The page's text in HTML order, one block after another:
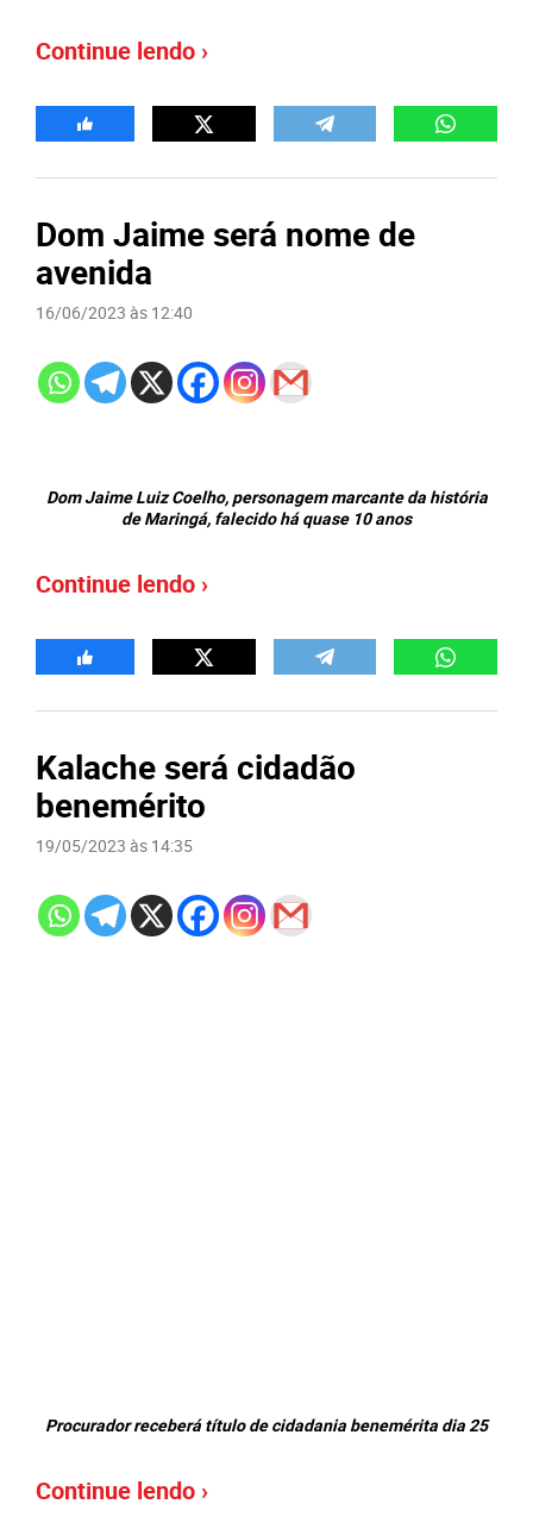
Continue lendo ›
Dom Jaime será nome de
avenida
16/06/2023 às 12:40
Dom Jaime Luiz Coelho, personagem marcante da história
de Maringá, falecido há quase 10 anos
Continue lendo ›
Kalache será cidadão
benemérito
19/05/2023 às 14:35
Procurador receberá título de cidadania benemérita dia 25
Continue lendo ›